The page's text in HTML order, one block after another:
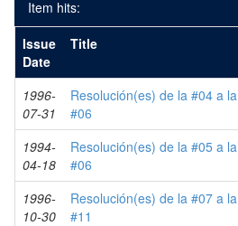
Item hits:
Issue
Date
Title
1996-
07-31
Resolución(es) de la #04 a la
#06
1994-
04-18
Resolución(es) de la #05 a la
#06
1996-
10-30
Resolución(es) de la #07 a la
#11